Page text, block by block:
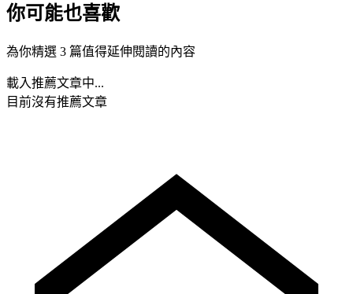
你可能也喜歡
為你精選 3 篇值得延伸閱讀的內容
載入推薦文章中...
目前沒有推薦文章